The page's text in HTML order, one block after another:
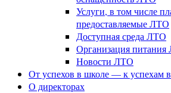
Услуги, в том числе
предоставляемые ЛТО
Доступная среда ЛТО
Организация
Новости ЛТО
От успехов в школе — к успехам
О директорах